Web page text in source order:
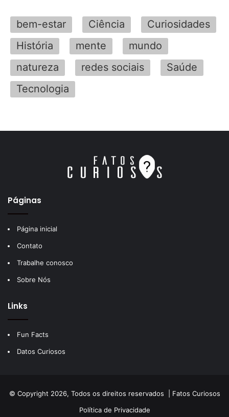
bem-estar Ciência
Curiosidades
História
mente
mundo
natureza
redes sociais
Saúde
Tecnologia
Páginas
Página inicial
Contato
Trabalhe conosco
Sobre Nós
Links
Fun Facts
Datos Curiosos
© Copyright 2026, Todos os direitos reservados | Fatos Curiosos
Política de Privacidade